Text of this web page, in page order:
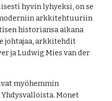
hyvin lyhyeksi, on se
arkkitehtuuriin
historiansa aikana
johtajaa, arkkitehdit
ja Ludwig Mies van der
myöhemmin
Monet